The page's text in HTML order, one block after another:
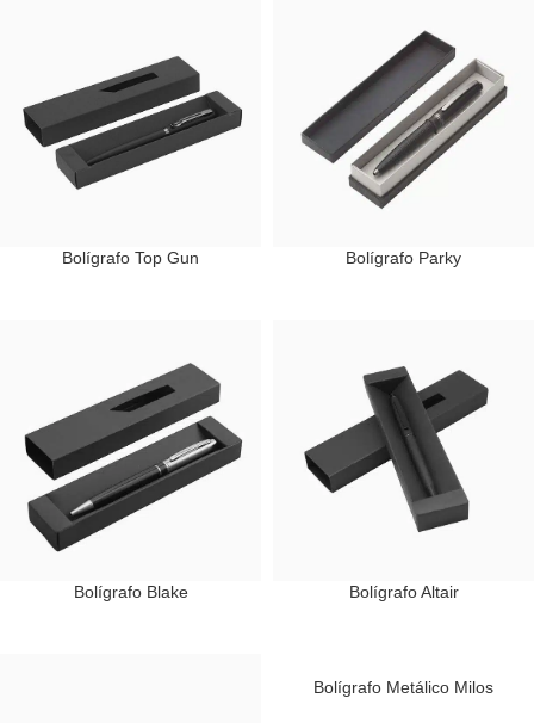
Bolígrafo Top Gun Bolígrafo Parky
Bolígrafo Blake Bolígrafo Altair
Bolígrafo Metálico Milos